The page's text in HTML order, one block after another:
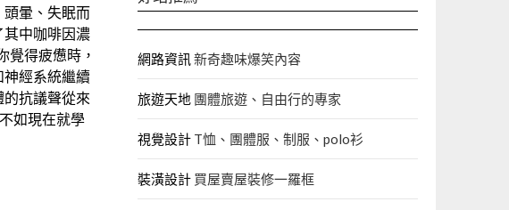
暈、失眠而
中咖啡因濃
覺得疲憊時，
經系統繼續
抗議聲從來
如現在就學
網路資訊 新奇趣味爆笑內容
旅遊天地 團體旅遊、自由行的專家‎
視覺設計 T恤、團體服、制服、polo衫
裝潢設計 買屋賣屋裝修一羅框